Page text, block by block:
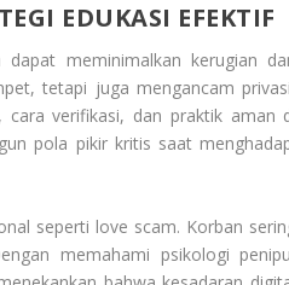
EDUKASI EFEKTIF
meminimalkan kerugian
tetapi juga mengancam
cara verifikasi, dan praktik aman
pola pikir kritis saat
seperti love scam. Korban
memahami psikologi